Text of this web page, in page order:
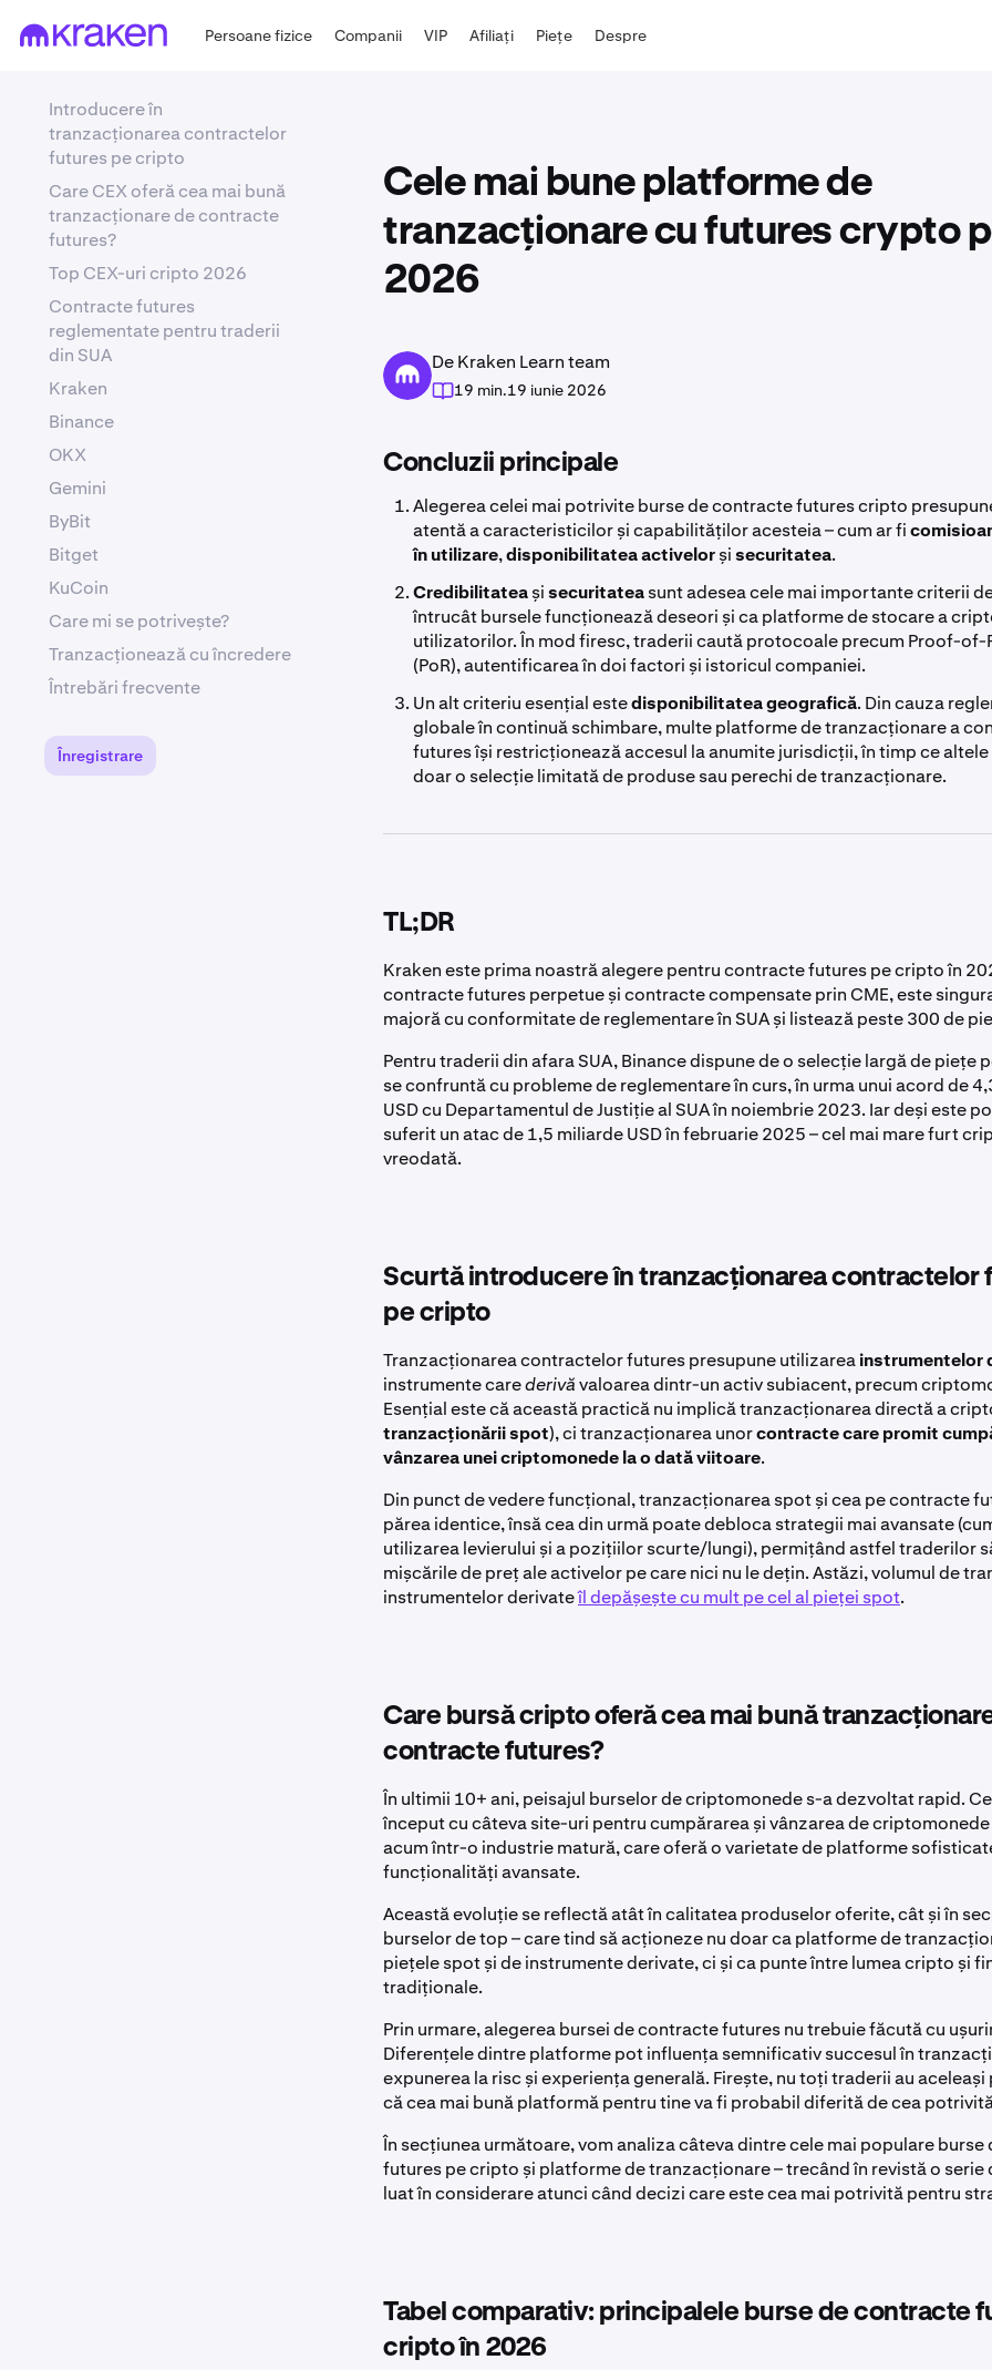
Persoane fizice Companii VIP Afiliați Piețe Despre
Cele mai bune platforme de
tranzacționare cu futures crypto
2026
De Kraken Learn team
19 min.19 iunie 2026
Concluzii principale
Alegerea celei mai potrivite burse de contracte futures cripto
atentă a caracteristicilor și capabilităților acesteia – cum ar fi
în utilizare,disponibilitatea activelorșisecuritatea.
Credibilitateașisecuritateasunt adesea cele mai importante criterii
întrucât bursele funcționează deseori și ca platforme de stocare a
utilizatorilor. În mod firesc, traderii caută protocoale precum Proof-of-
(PoR), autentificarea în doi factori și istoricul companiei.
Un alt criteriu esențial estedisponibilitatea geografică. Din cauza
globale în continuă schimbare, multe platforme de tranzacționare a
futures își restricționează accesul la anumite jurisdicții, în timp ce
doar o selecție limitată de produse sau perechi de tranzacționare.
TL;DR
Kraken este prima noastră alegere pentru contracte futures pe cripto în
contracte futures perpetue și contracte compensate prin CME, este
majoră cu conformitate de reglementare în SUA și listează peste 300 de
Pentru traderii din afara SUA, Binance dispune de o selecție largă de piețe
se confruntă cu probleme de reglementare în curs, în urma unui acord de
USD cu Departamentul de Justiție al SUA în noiembrie 2023. Iar deși este
suferit un atac de 1,5 miliarde USD în februarie 2025 – cel mai mare furt
vreodată.
Scurtă introducere în tranzacționarea contractelor
pe cripto
Tranzacționarea contractelor futures presupune utilizareainstrumentelor
instrumente carederivăvaloarea dintr-un activ subiacent, precum
Esențial este că această practică nu implică tranzacționarea directă a
tranzacționării spot), ci tranzacționarea unorcontracte care promit
vânzarea unei criptomonede la o dată viitoare.
Din punct de vedere funcțional, tranzacționarea spot și cea pe contracte
părea identice, însă cea din urmă poate debloca strategii mai avansate
utilizarea levierului și a pozițiilor scurte/lungi), permițând astfel traderilor
mișcările de preț ale activelor pe care nici nu le dețin. Astăzi, volumul de
instrumentelor derivateîl depășește cu mult pe cel al pieței spot.
Care bursă cripto oferă cea mai bună
contracte futures?
În ultimii 10+ ani, peisajul burselor de criptomonede s-a dezvoltat rapid.
început cu câteva site-uri pentru cumpărarea și vânzarea de
acum într-o industrie matură, care oferă o varietate de platforme
funcționalități avansate.
Această evoluție se reflectă atât în calitatea produselor oferite, cât și în
burselor de top – care tind să acționeze nu doar ca platforme de
piețele spot și de instrumente derivate, ci și ca punte între lumea cripto și
tradiționale.
Prin urmare, alegerea bursei de contracte futures nu trebuie făcută cu
Diferențele dintre platforme pot influența semnificativ succesul în
expunerea la risc și experiența generală. Firește, nu toți traderii au
că cea mai bună platformă pentru tine va fi probabil diferită de cea
În secțiunea următoare, vom analiza câteva dintre cele mai populare
futures pe cripto și platforme de tranzacționare – trecând în revistă o serie
luat în considerare atunci când decizi care este cea mai potrivită pentru
Tabel comparativ: principalele burse de contracte
cripto în 2026
Introducere în
tranzacționarea contractelor
futures pe cripto
Care CEX oferă cea mai bună
tranzacționare de contracte
futures?
Top CEX-uri cripto 2026
Contracte futures
reglementate pentru traderii
din SUA
Kraken
Binance
OKX
Gemini
ByBit
Bitget
KuCoin
Care mi se potrivește?
Tranzacționează cu încredere
Întrebări frecvente
Înregistrare